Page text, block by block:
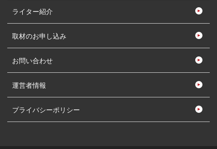
ライター紹介
取材のお申し込み
お問い合わせ
運営者情報
プライバシーポリシー